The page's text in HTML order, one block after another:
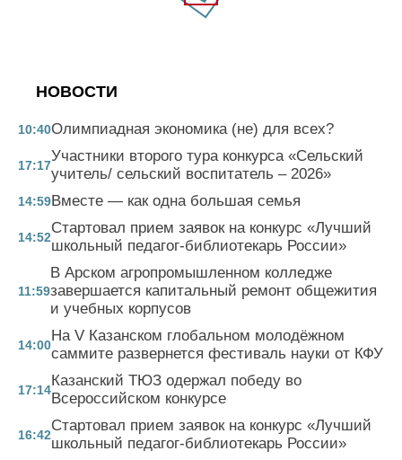
НОВОСТИ
10:40Олимпиадная экономика (не) для всех?
17:17
Участники второго тура конкурса «Сельский
учитель/ сельский воспитатель – 2026»
14:59Вместе — как одна большая семья
14:52
Стартовал прием заявок на конкурс «Лучший
школьный педагог-библиотекарь России»
11:59
В Арском агропромышленном колледже
завершается капитальный ремонт общежития
и учебных корпусов
14:00
На V Казанском глобальном молодёжном
саммите развернется фестиваль науки от КФУ
17:14
Казанский ТЮЗ одержал победу во
Всероссийском конкурсе
16:42
Стартовал прием заявок на конкурс «Лучший
школьный педагог-библиотекарь России»